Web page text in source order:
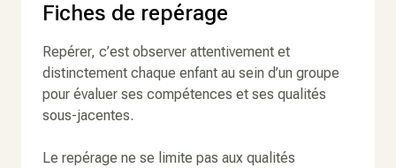
Fiches de repérage
Repérer, c’est observer attentivement et
distinctement chaque enfant au sein d’un groupe
pour évaluer ses compétences et ses qualités
sous-jacentes.
Le repérage ne se limite pas aux qualités